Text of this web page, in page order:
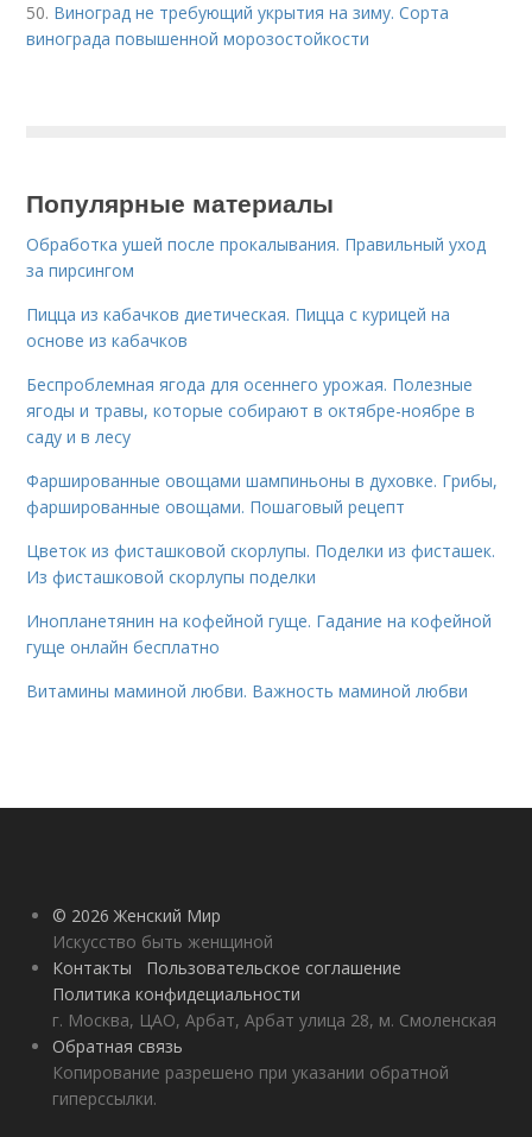
50. Виноград не требующий укрытия на зиму. Сорта
винограда повышенной морозостойкости
Популярные материалы
Обработка ушей после прокалывания. Правильный уход
за пирсингом
Пицца из кабачков диетическая. Пицца с курицей на
основе из кабачков
Беспроблемная ягода для осеннего урожая. Полезные
ягоды и травы, которые собирают в октябре-ноябре в
саду и в лесу
Фаршированные овощами шампиньоны в духовке. Грибы,
фаршированные овощами. Пошаговый рецепт
Цветок из фисташковой скорлупы. Поделки из фисташек.
Из фисташковой скорлупы поделки
Инопланетянин на кофейной гуще. Гадание на кофейной
гуще онлайн бесплатно
Витамины маминой любви. Важность маминой любви
© 2026 Женский Мир
Искусство быть женщиной
Контакты
Пользовательское соглашение
Политика конфидециальности
г. Москва, ЦАО, Арбат, Арбат улица 28, м. Смоленская
Обратная связь
Копирование разрешено при указании обратной
гиперссылки.